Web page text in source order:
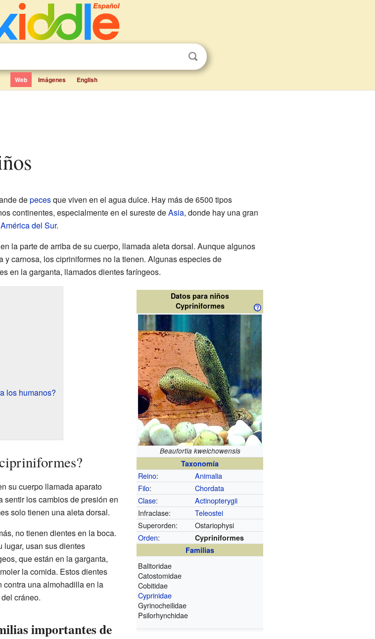
Web Imágenes English
depecesque viven en el agua dulce. Hay más de 6500 tipos
continentes, especialmente en el sureste deAsia, donde hay una gran
América del Sur.
la parte de arriba de su cuerpo, llamada aleta dorsal. Aunque algunos
carnosa, los cipriniformes no la tienen. Algunas especies de
en la garganta, llamados dientes faríngeos.
Datos para niños
Cypriniformes
Beaufortia kweichowensis
Taxonomía
Reino:
Animalia
Filo:
Chordata
Clase:
Actinopterygii
Infraclase:
Teleostei
Superorden:
Ostariophysi
Orden:
Cypriniformes
Familias
Balitoridae
Catostomidae
Cobitidae
Cyprinidae
Gyrinocheilidae
Psilorhynchidae
los humanos?
su cuerpo llamada aparato
sentir los cambios de presión en
solo tienen una aleta dorsal.
no tienen dientes en la boca.
lugar, usan sus dientes
que están en la garganta,
la comida. Estos dientes
contra una almohadilla en la
cráneo.
importantes de